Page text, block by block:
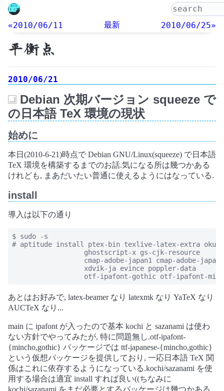
«2010/06/11 最新 2010/06/25»
平衡点
2010/06/21
Debian 次期バージョン squeeze で
の日本語 TeX 環境の現状
始めに
本日(2010-6-21)時点で Debian GNU/Linux(squeeze) で日本語
TeX 環境を構築するまでのお話.気になる所は幾つかある
けれども, まあだいたい普通に使えるようにはなっている.
install
導入は以下の通り
$ sudo -s
# aptitude install ptex-bin texlive-latex-extra
ghostscript-x gs-cjk-resource
cmap-adobe-japan1 cmap-adobe-
xdvik-ja evince poppler-data
otf-ipafont-gothic otf-ipafont-
あとはお好みで, latex-beamer なり latexmk なり YaTeX なり
AUCTeX なり...
main に ipafont が入ったので基本 kochi と sazanami は使わ
ない方針でやってみたが, 特に問題無し.otf-ipafont-
{mincho,gothic} パッケージでは ttf-japanese-{mincho,gothic}
という仮想パッケージを提供しており, 一応日本語 TeX 関
係はこれに依存するようになっている.kochi/sazanami を使
用する場合は適宜 install すれば良い((ちなみに
kochi/sazanami をまだ必要とするパッケージは幾つかある.